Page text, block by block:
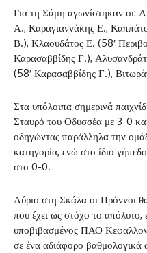
Για τη Σάμη αγωνίστηκαν οι:
Α., Καραγιαννάκης Ε.,
Β.), Κλαουδάτος Ε. (58′
Καρασαββίδης Γ.),
(58′ Καρασαββίδης Γ.),
Στα υπόλοιπα σημερινά
Σταυρό του Οδυσσέα με 3-0
οδηγώντας παράλληλα την
κατηγορία, ενώ στο ίδιο
στο 0-0.
Αύριο στη Σκάλα οι Πρόννοι
που έχει ως στόχο το
υποβιβασμένος ΠΑΟ
σε ένα αδιάφορο βαθμολογικά